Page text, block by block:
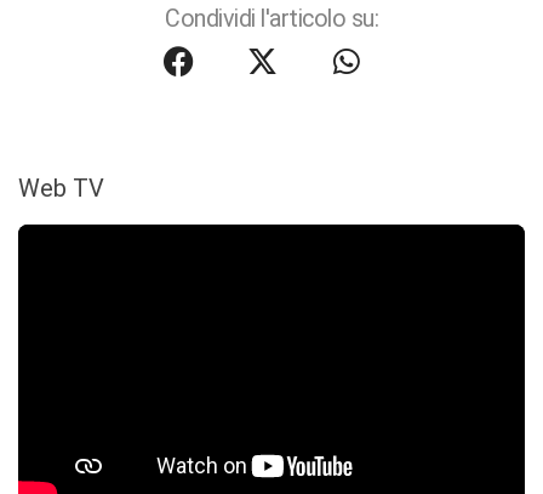
Condividi l'articolo su:
Web TV